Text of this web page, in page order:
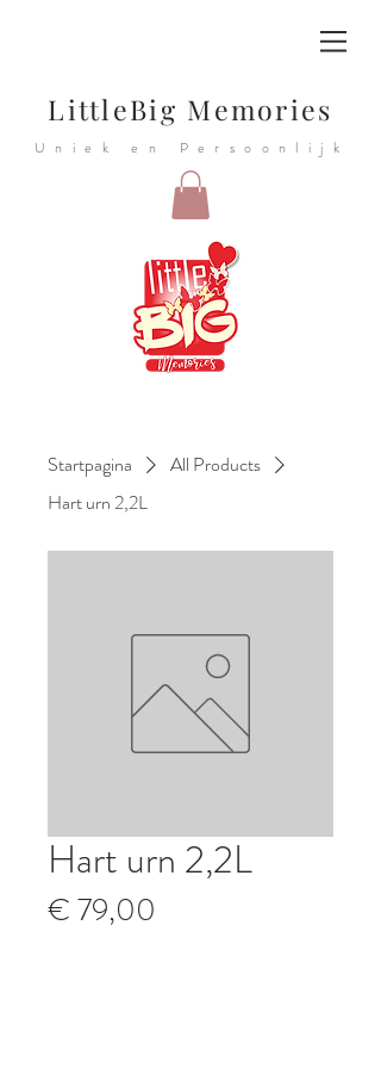
LittleBig Memories
Uniek en Persoonlijk
Startpagina
All Products
Hart urn 2,2L
Hart urn 2,2L
€ 79,00